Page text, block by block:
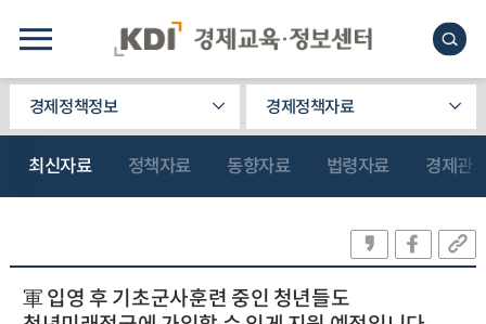
경제정책정보 경제정책자료
최신자료 정책자료 동향자료 법령자료 경제관
軍 입영 후 기초군사훈련 중인 청년들도